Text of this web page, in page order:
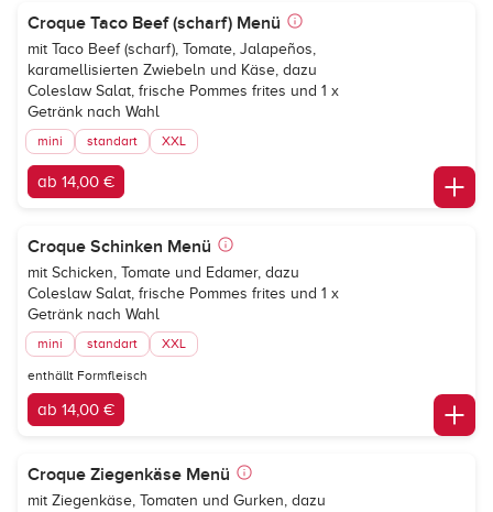
Croque Taco Beef (scharf) Menü
mit Taco Beef (scharf), Tomate, Jalapeños,
karamellisierten Zwiebeln und Käse, dazu
Coleslaw Salat, frische Pommes frites und 1 x
Getränk nach Wahl
mini standart XXL
ab 14,00 €
Croque Schinken Menü
mit Schicken, Tomate und Edamer, dazu
Coleslaw Salat, frische Pommes frites und 1 x
Getränk nach Wahl
mini standart XXL
enthällt Formfleisch
ab 14,00 €
Croque Ziegenkäse Menü
mit Ziegenkäse, Tomaten und Gurken, dazu